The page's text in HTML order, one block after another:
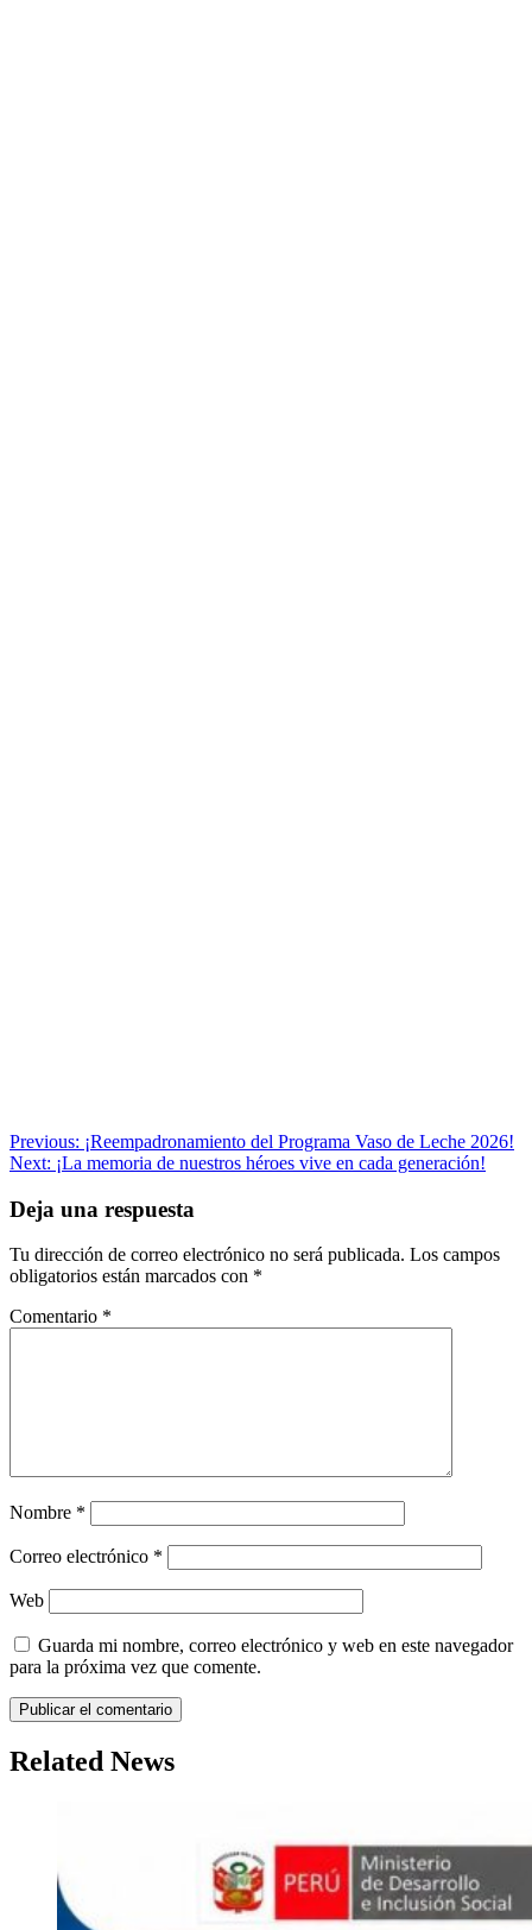
Navegación
de
entradas
Previous: ¡Reempadronamiento del Programa Vaso de Leche 2026!
Next: ¡La memoria de nuestros héroes vive en cada generación!
Deja una respuesta
Tu dirección de correo electrónico no será publicada. Los campos
obligatorios están marcados con *
Comentario *
Nombre *
Correo electrónico *
Web
Guarda mi nombre, correo electrónico y web en este navegador
para la próxima vez que comente.
Related News